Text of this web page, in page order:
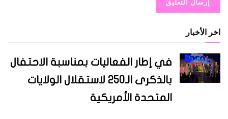
اخر الأخبار
في إطار الفعاليات بمناسبة الاحتفال
بالذكرى الـ250 لاستقلال الولايات
المتحدة الأمريكية